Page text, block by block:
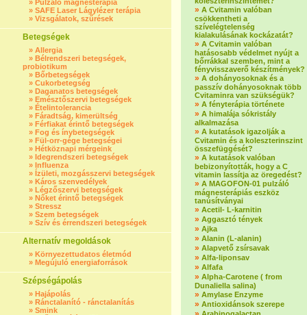
» Pulzáló mágnesterápia
» SAFE Laser Lágylézer terápia
» Vizsgálatok, szűrések
Betegségek
» Allergia
» Bélrendszeri betegségek,
probiotikum
» Bőrbetegségek
» Cukorbetegség
» Daganatos betegségek
» Emésztőszervi betegségek
» Ételintolerancia
» Fáradtság, kimerültség
» Férfiakat érintő betegségek
» Fog és ínybetegségek
» Fül-orr-gége betegségei
» Hétköznapi mérgeink
» Idegrendszeri betegségek
» Influenza
» Ízületi, mozgásszervi betegségek
» Káros szenvedélyek
» Légzőszervi betegségek
» Nőket érintő betegségek
» Stressz
» Szem betegségek
» Szív és érrendszeri betegségek
Alternatív megoldások
» Környezettudatos életmód
» Megújuló energiaforrások
Szépségápolás
» Hajápolás
» Ránctalanító - ránctalanítás
» Smink
» A Cvitamin valóban
csökkentheti a
szívelégtelenség
kialakulásának kockázatát?
» A Cvitamin valóban
hatásosabb védelmet nyújt a
bőrrákkal szemben, mint a
fényvisszaverő készítmények?
» A dohányosoknak és a
passzív dohányosoknak több
Cvitaminra van szükségük?
» A fényterápia története
» A himalája sókristály
alkalmazása
» A kutatások igazolják a
Cvitamin és a koleszterinszint
összefüggését?
» A kutatások valóban
bebizonyították, hogy a C
vitamin lassítja az öregedést?
» A MAGOFON-01 pulzáló
mágnesterápiás eszköz
tanúsítványai
» Acetil- L-karnitin
» Aggasztó tények
» Ajka
» Alanin (L-alanin)
» Alapvető zsírsavak
» Alfa-liponsav
» Alfafa
» Alpha-Carotene ( from
Dunaliella salina)
» Amylase Enzyme
» Antioxidánsok szerepe